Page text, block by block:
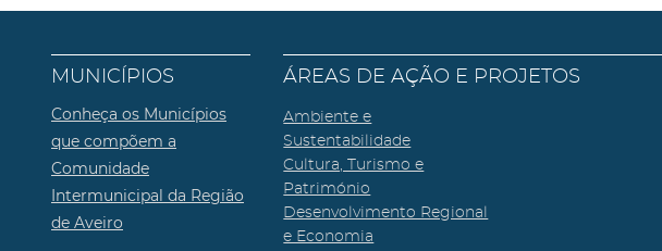
MUNICÍPIOS
Conheça os Municípios
que compõem a
Comunidade
Intermunicipal da Região
de Aveiro
ÁREAS DE AÇÃO E PROJETOS
Ambiente e
Sustentabilidade
Cultura, Turismo e
Património
Desenvolvimento Regional
e Economia